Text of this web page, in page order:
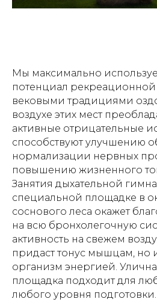
Мы максимально
потенциал
вековыми традициями
воздухе этих мест
активные отрицательные
способствуют улучшению
нормализации нервных
повышению жизненного
Занятия дыхательной
специальной площадке в
соснового леса окажет
на всю бронхолегочную
активность на свежем
придаст тонус мышцам, но
организм энергией.
площадка подходит для
любого уровня